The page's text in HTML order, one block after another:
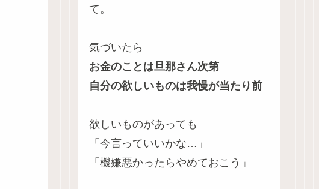
て。
気づいたら
お金のことは旦那さん次第
自分の欲しいものは我慢が当たり前
欲しいものがあっても
「今言っていいかな…」
「機嫌悪かったらやめておこう」